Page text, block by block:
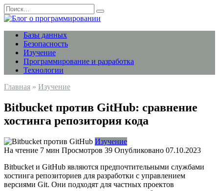
Перейти
к
содержанию
Search
for:
Базы данных
Безопасность
Изучение
Программирование и разработка
Технологии
Главная » Изучение
Bitbucket против GitHub: сравнение
хостинга репозитория кода
Изучение
На чтение 7 мин Просмотров 39 Опубликовано 07.10.2023
Bitbucket и GitHub являются предпочтительными службами
хостинга репозиториев для разработки с управлением
версиями Git. Они подходят для частных проектов